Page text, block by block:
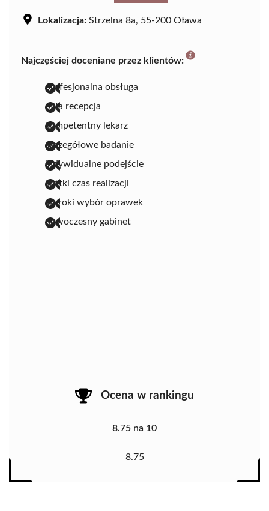
Lokalizacja: Strzelna 8a, 55-200 Oława
Najczęściej doceniane przez klientów:
profesjonalna obsługa
miła recepcja
kompetentny lekarz
szczegółowe badanie
indywidualne podejście
krótki czas realizacji
szeroki wybór oprawek
nowoczesny gabinet
Ocena w rankingu
8.75 na 10
8.75